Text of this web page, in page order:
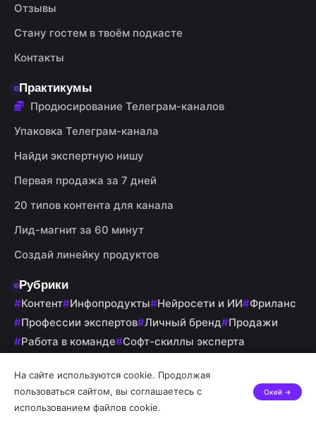
Отзывы
Стану гостем в твоём подкасте
Контакты
Практикумы
Продюсирование Телеграм-каналов
Упаковка Телеграм-канала
Найди экспертную нишу
Первая продажа за 7 дней
20 типов контента для канала
Лид-магнит за 60 минут
Создай линейку продуктов
Рубрики
Контент Инфопродукты Нейросети и ИИ
Фриланс
Профессии экспертов Личный бренд
Продажи
Работа в команде
Софт-скиллы эксперта
На сайте используются cookie. Продолжая
пользоваться сайтом, вы соглашаетесь с
использованием файлов cookie.
Окей →